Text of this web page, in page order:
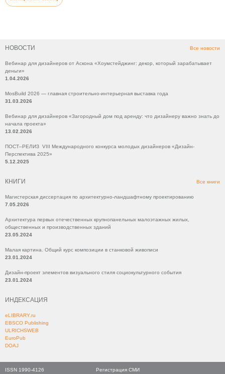
НОВОСТИ Все новости
Вебинар для дизайнеров от Аскона «Хоумстейджинг: декор, который зарабатывает
деньги»
1.04.2026
MosBuild 2026 — главная строительно-интерьерная выставка года
31.03.2026
Вебинар для дизайнеров «Загородный дом под аренду: что дизайнеру важно знать до
начала проекта»
13.02.2026
ПОСТ–РЕЛИЗ VIII Международного конкурса молодых дизайнеров «Дизайн-
Перспектива 2025»
5.12.2025
КНИГИ Все книги
Магистерская диссертация по архитектурно-ландшафтному проектированию
7.05.2026
Архитектура первых отечественных крупнопанельных малоэтажных жилых,
общественных и производственных зданий
23.05.2024
Малая картина. Общий курс композиции в станковой живописи
23.01.2024
Дизайн-проект элементов визуального стиля социокультурного события
23.01.2024
ИНДЕКСАЦИЯ
eLIBRARY.ru
EBSCO Publishing
ULRICHSWEB
EuroPub
DOAJ
ISSN 1990-4126
Регистрация СМИ